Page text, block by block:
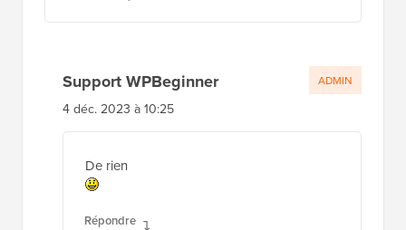
Support WPBeginner
4 déc. 2023 à 10:25
De rien
Répondre
ADMIN